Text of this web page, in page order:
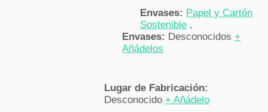
Envases: Papel y Cartón
Sostenible ,
Envases: Desconocidos+
Añádelos
Lugar de Fabricación:
Desconocido+ Añádelo